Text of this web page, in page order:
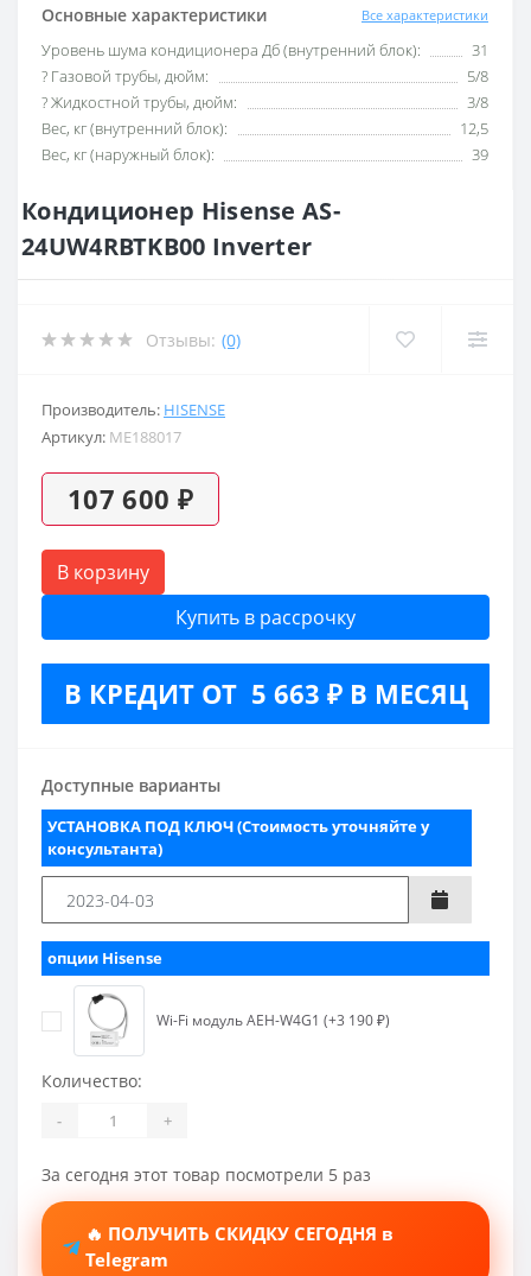
Основные характеристики Все характеристики
Уровень шума кондиционера Дб (внутренний блок):
31
? Газовой трубы, дюйм:
5/8
? Жидкостной трубы, дюйм:
3/8
Вес, кг (внутренний блок):
12,5
Вес, кг (наружный блок):
39
Кондиционер Hisense AS-
24UW4RBTKB00 Inverter
Отзывы: (0)
Производитель: HISENSE
Артикул: ME188017
107 600 ₽
В корзину
Купить в рассрочку
В КРЕДИТ ОТ 5 663 ₽ В МЕСЯЦ
Доступные варианты
УСТАНОВКА ПОД КЛЮЧ (Стоимость уточняйте у
консультанта)
опции Hisense
Wi-Fi модуль AEH-W4G1 (+3 190 ₽)
Количество:
- +
За сегодня этот товар посмотрели 5 раз
🔥 ПОЛУЧИТЬ СКИДКУ СЕГОДНЯ в
Telegram